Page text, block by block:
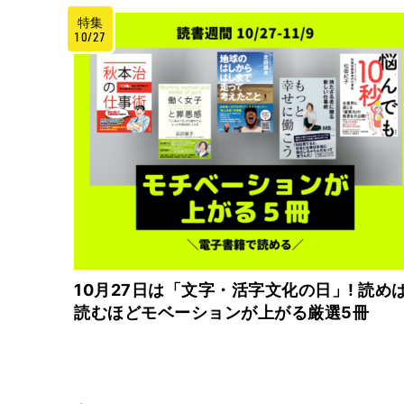
特集
10/27
10月27日は「文字・活字文化の日」! 読め
読むほどモベーションが上がる厳選5冊